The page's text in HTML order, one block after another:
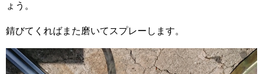
ょう。
錆びてくればまた磨いてスプレーします。